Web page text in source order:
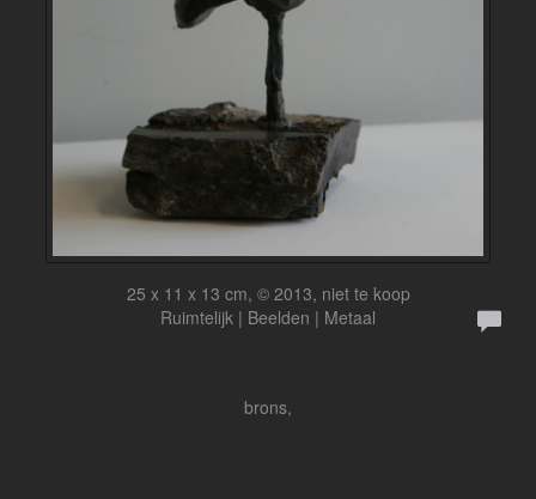
25 x 11 x 13 cm, © 2013, niet te koop
Ruimtelijk | Beelden | Metaal
brons,